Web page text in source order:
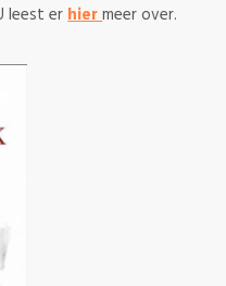
leest erhiermeer over.